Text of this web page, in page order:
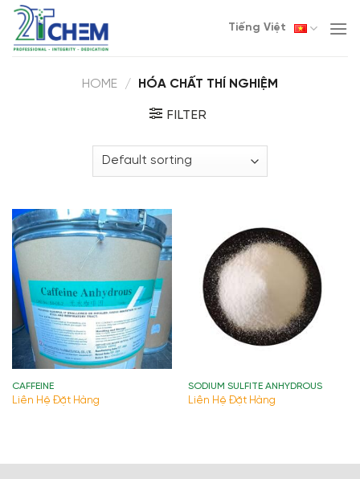
Skip
content
Tiếng Việt
HOME / HÓA CHẤT THÍ NGHIỆM
FILTER
CAFFEINE
Liên Hệ Đặt Hàng
SODIUM SULFITE ANHYDROUS
Liên Hệ Đặt Hàng